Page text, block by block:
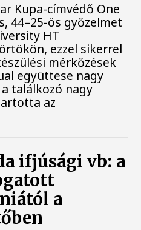
Kupa-címvédő One
44–25-ös győzelmet
HT
ezzel sikerrel
mérkőzések
együttese nagy
találkozó nagy
az
ifjúsági vb: a
a